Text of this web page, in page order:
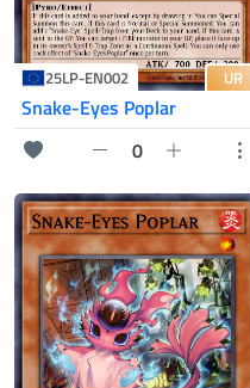
25LP-EN002 UR
Snake-Eyes Poplar
0